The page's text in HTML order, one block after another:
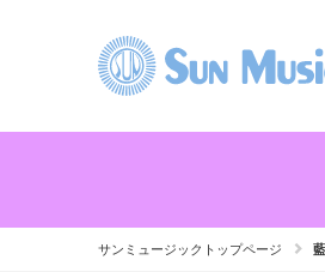
サンミュージックトップページ